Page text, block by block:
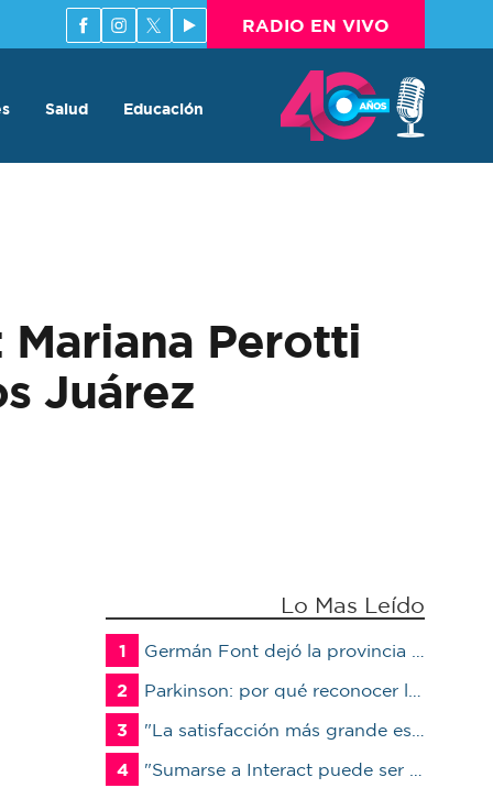
RADIO EN VIVO
Salud Educación
Perotti
Juárez
Lo Mas Leído
1
Germán Font dejó la provincia para ser candidato en Marcos Juárez
2
Parkinson: por qué reconocer los primeros síntomas puede cambiar la calidad de vida del paciente
3
"La satisfacción más grande es ver a un alumno trabajando": Jorge Vicente se jubiló luego de 38 años en el IPET51
4
"Sumarse a Interact puede ser un antes y un después en la vida de un joven"